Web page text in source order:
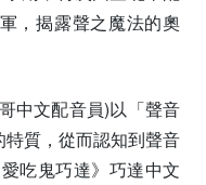
，揭露聲之魔法的奧
中文配音員)以「聲音
質，從而認知到聲音
吃鬼巧達》巧達中文